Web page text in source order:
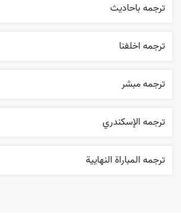
ترجمه باحاديث
ترجمه اخلفنا
ترجمه مبشر
ترجمه الإسکندري
ترجمه المباراة النهایية